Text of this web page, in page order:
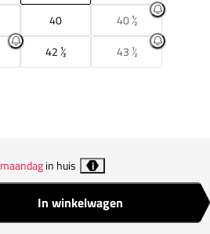
40
40 ½
42 ½
43 ½
maandagin huis i
In winkelwagen